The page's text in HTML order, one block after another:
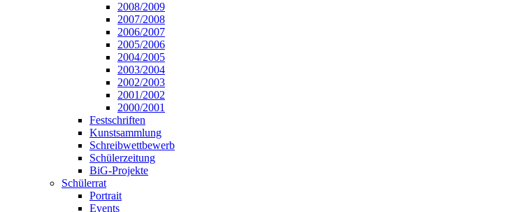
2008/2009
2007/2008
2006/2007
2005/2006
2004/2005
2003/2004
2002/2003
2001/2002
2000/2001
Festschriften
Kunstsammlung
Schreibwettbewerb
Schülerzeitung
BiG-Projekte
Schülerrat
Portrait
Events